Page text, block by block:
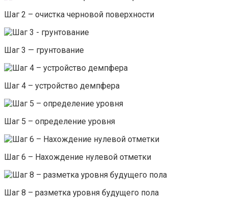
Шаг 2 – очистка черновой поверхности
Шаг 3 — грунтование
Шаг 4 – устройство демпфера
Шаг 5 – определение уровня
Шаг 6 – Нахождение нулевой отметки
Шаг 8 – разметка уровня будущего пола